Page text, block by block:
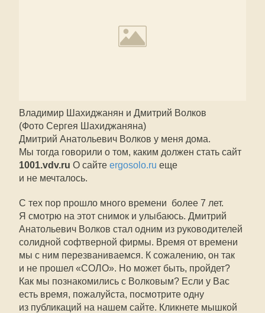
Владимир Шахиджанян и Дмитрий Волков
(Фото Сергея Шахиджаняна)
Дмитрий Анатольевич Волков у меня дома.
Мы тогда говорили о том, каким должен стать сайт
1001.vdv.ru О сайте ergosolo.ru еще
и не мечталось.
С тех пор прошло много времени  более 7 лет.
Я смотрю на этот снимок и улыбаюсь. Дмитрий
Анатольевич Волков стал одним из руководителей
солидной софтверной фирмы. Время от времени
мы с ним перезваниваемся. К сожалению, он так
и не прошел «СОЛО». Но может быть, пройдет?
Как мы познакомились с Волковым? Если у Вас
есть время, пожалуйста, посмотрите одну
из публикаций на нашем сайте. Кликнете мышкой